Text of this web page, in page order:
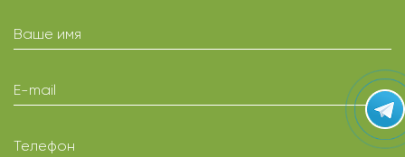
Ваше имя
E-mail
Телефон